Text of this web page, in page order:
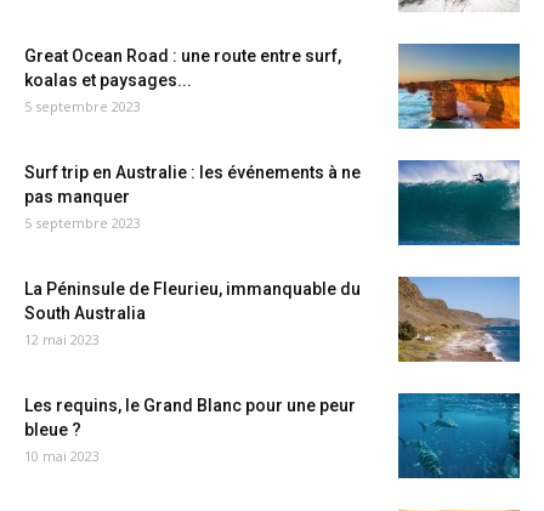
Great Ocean Road : une route entre surf,
koalas et paysages...
5 septembre 2023
Surf trip en Australie : les événements à ne
pas manquer
5 septembre 2023
La Péninsule de Fleurieu, immanquable du
South Australia
12 mai 2023
Les requins, le Grand Blanc pour une peur
bleue ?
10 mai 2023